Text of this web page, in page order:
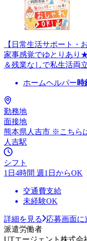
【日常生活サポート・
家事感覚でゆとりあり
＆残業なしで私生活両
ホームヘルパー時
勤務地
面接地
熊本県人吉市 ※こちら
人吉駅
シフト
1日4時間 週1日からOK
交通費支給
未経験OK
詳細を見る
応募画面に
派遣労働者
UTエージェント株式